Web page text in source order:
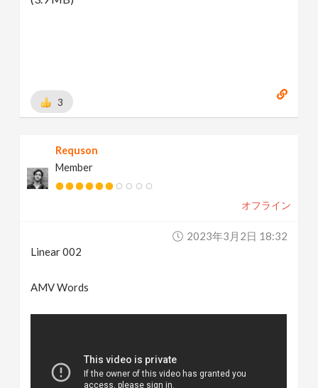
3
Requson
Member
オフライン
2023年3月2日 18:32
Linear 002
AMV Words